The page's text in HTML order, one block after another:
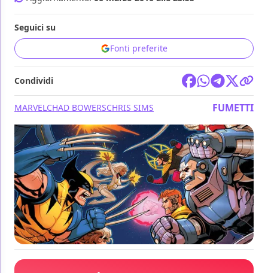
Seguici su
Fonti preferite
Condividi
MARVELCHAD BOWERSCHRIS SIMS FUMETTI